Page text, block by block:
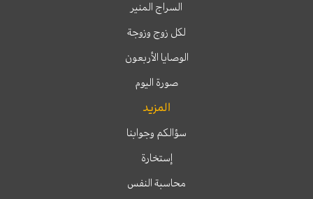
السراج المنير
لكل زوج وزوجة
الوصايا الأربعون
صورة اليوم
المزيد
سؤالكم وجوابنا
إستخارة
محاسبة النفس